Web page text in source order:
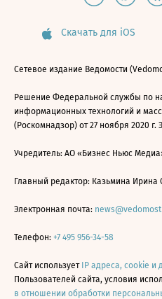
Скачать для iOS
Сетевое издание Ведомости
Решение Федеральной службы по
информационных технологий и
(Роскомнадзор) от 27 ноября 2020 г.
Учредитель: АО «Бизнес Ньюс
Главный редактор: Казьмина Ирина
Электронная почта:
Телефон: +7 495 956-34-58
Сайт использует IP адреса, cookie
Пользователей сайта, условия
в отношении обработки